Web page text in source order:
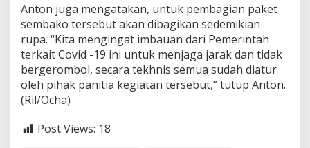
u
s
n
y
a
Anton juga mengatakan, untuk pembagian paket
sembako tersebut akan dibagikan sedemikian
rupa. “Kita mengingat imbauan dari Pemerintah
terkait Covid -19 ini untuk menjaga jarak dan tidak
bergerombol, secara tekhnis semua sudah diatur
oleh pihak panitia kegiatan tersebut,” tutup Anton.
(Ril/Ocha)
Post Views: 18